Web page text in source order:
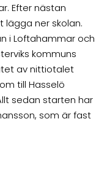
Efter nästan
lägga ner skolan.
i Loftahammar och
kommuns
av nittiotalet
till Hasselö
sedan starten har
som är fast